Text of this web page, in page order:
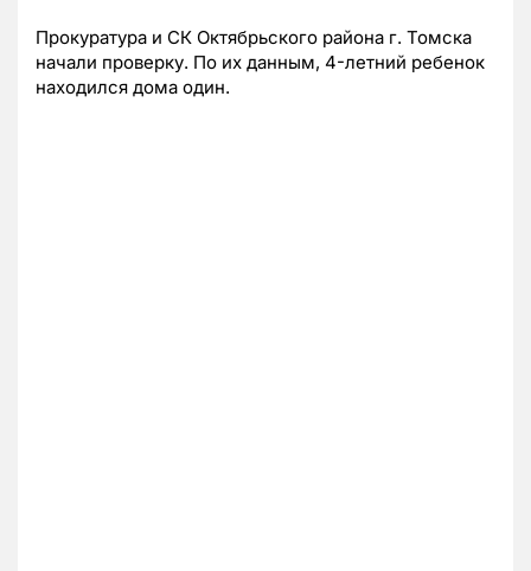
Прокуратура и СК Октябрьского района г. Томска
начали проверку. По их данным, 4-летний ребенок
находился дома один.